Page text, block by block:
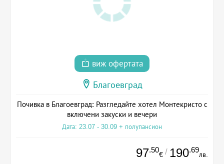
виж офертата
Благоевград
Почивка в Благоевград: Разгледайте хотел Монтекристо с
включени закуски и вечери
Дата: 23.07 - 30.09 + полупансион
97.50
€ / 190.69
лв.